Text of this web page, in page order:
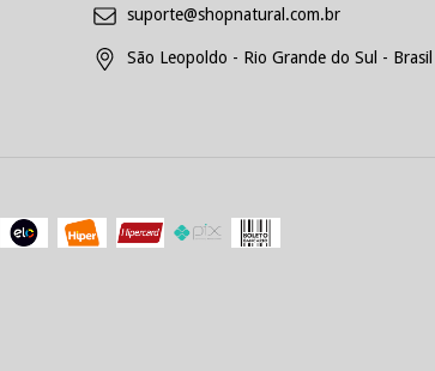
suporte@shopnatural.com.br
São Leopoldo - Rio Grande do Sul - Brasil